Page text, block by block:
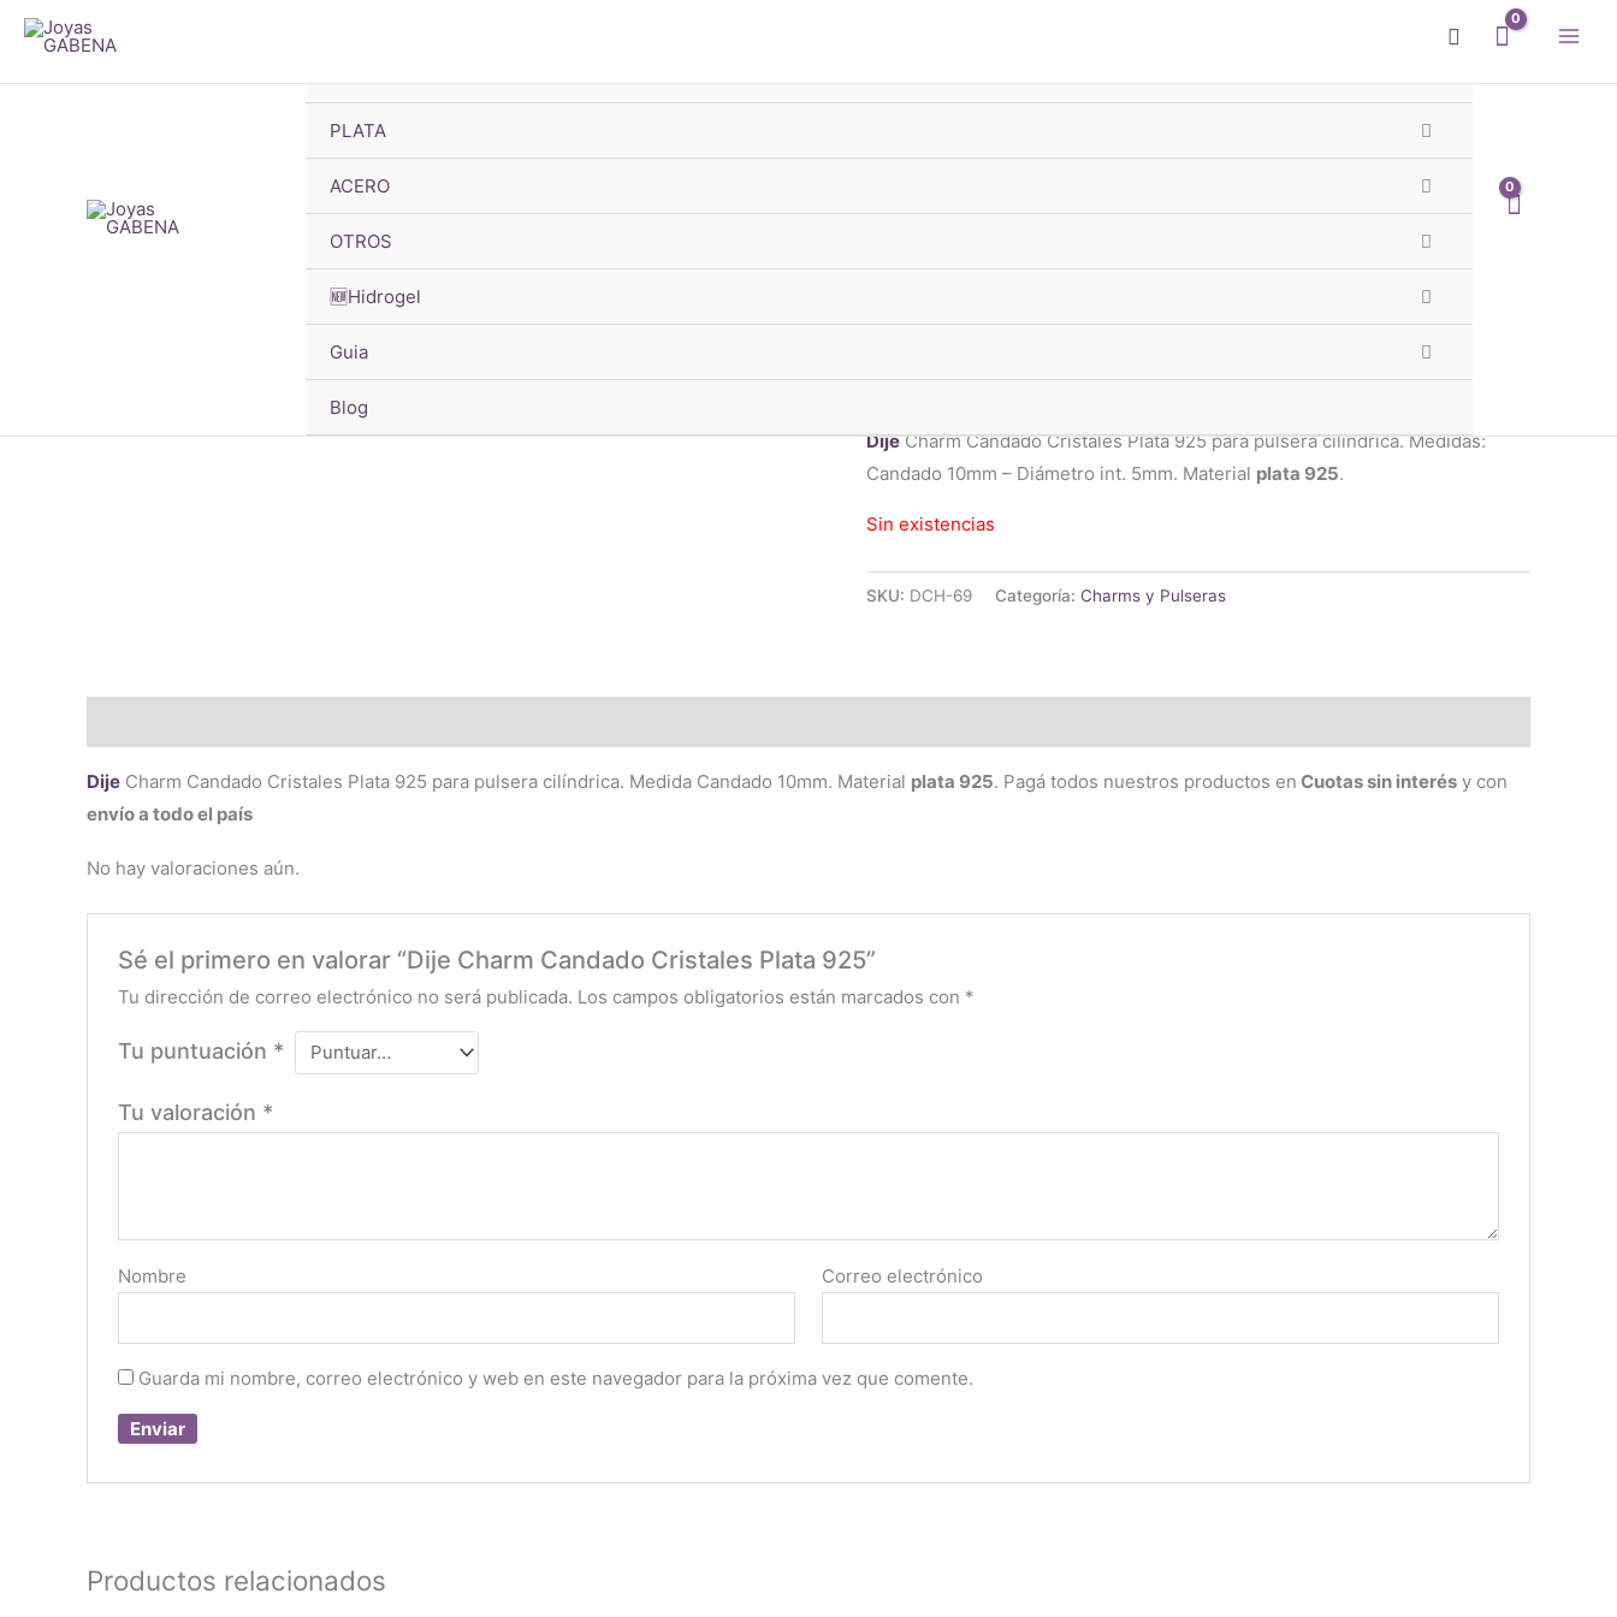
contenido
PLATA
ACERO
OTROS
🆕Hidrogel
Guia
Blog
-10%xTransf •ENVIO GRATISsuperando $33.000
Buscar
Dije Charm Candado Cristales Plata
DijeCharm Candado Cristales Plata 925 para pulsera cilíndrica. Medidas:
Candado 10mm – Diámetro int. 5mm. Material plata 925.
Sin existencias
SKU: DCH-69 Categoría: Charms y Pulseras
Dije Charm Candado Cristales Plata 925 para pulsera cilíndrica. Medida Candado 10mm. Material plata 925. Pagá todos nuestros productos en Cuotas sin interés y con
envío a todo el país
No hay valoraciones aún.
Sé el primero en valorar “Dije Charm Candado Cristales Plata 925”
Tu dirección de correo electrónico no será publicada. Los campos obligatorios están marcados con *
Tu puntuación *
Tu valoración *
Nombre Correo electrónico
Guarda mi nombre, correo electrónico y web en este navegador para la próxima vez que comente.
Productos relacionados